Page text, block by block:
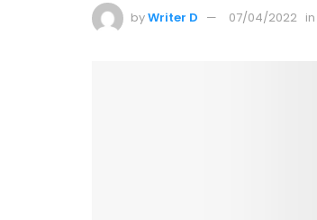
byWriter D 07/04/2022 in